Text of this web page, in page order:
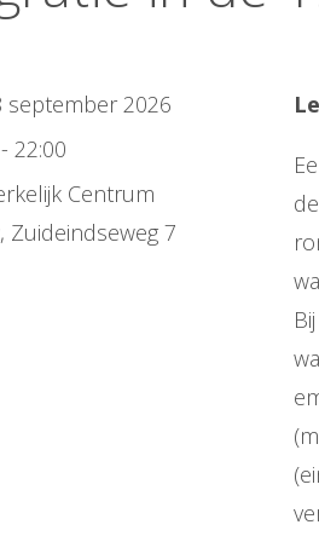
september 2026
22:00
Centrum
Zuideindseweg 7